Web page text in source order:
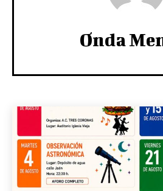
Onda